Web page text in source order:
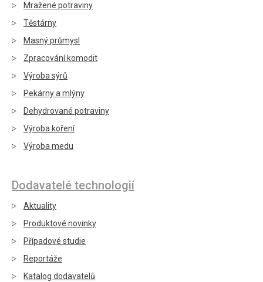
Mražené potraviny
Těstárny
Masný průmysl
Zpracování komodit
Výroba sýrů
Pekárny a mlýny
Dehydrované potraviny
Výroba koření
Výroba medu
Dodavatelé technologií
Aktuality
Produktové novinky
Případové studie
Reportáže
Katalog dodavatelů